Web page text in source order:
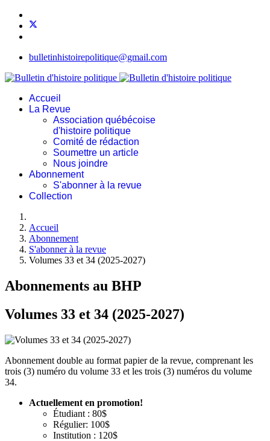
bulletinhistoirepolitique@gmail.com
Accueil
La Revue
Association québécoise
d'histoire politique
Comité de rédaction
Soumettre un article
Nous joindre
Abonnement
S'abonner à la revue
Collection
Accueil
Abonnement
S'abonner à la revue
Volumes 33 et 34 (2025-2027)
Abonnements au BHP
Volumes 33 et 34 (2025-2027)
Abonnement double au format papier de la revue, comprenant les
trois (3) numéro du volume 33 et les trois (3) numéros du volume
34.
Actuellement en promotion!
Étudiant : 80$
Régulier: 100$
Institution : 120$